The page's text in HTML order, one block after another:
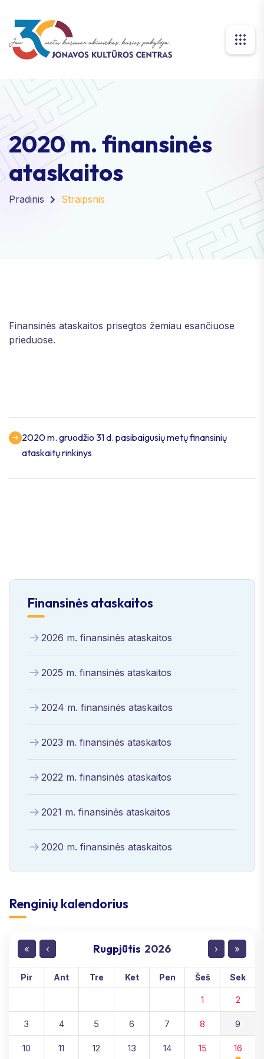
2020 m. finansinės
ataskaitos
Pradinis Straipsnis
Finansinės ataskaitos prisegtos žemiau esančiuose
prieduose.
2020 m. gruodžio 31 d. pasibaigusių metų finansinių
ataskaitų rinkinys
Finansinės ataskaitos
2026 m. finansinės ataskaitos
2025 m. finansinės ataskaitos
2024 m. finansinės ataskaitos
2023 m. finansinės ataskaitos
2022 m. finansinės ataskaitos
2021 m. finansinės ataskaitos
2020 m. finansinės ataskaitos
Renginių kalendorius
« ‹ Rugpjūtis 2026 › »
Pir Ant Tre Ket Pen Šeš Sek
1 2
3 4 5 6 7 8 9
10 11 12 13 14 15 16